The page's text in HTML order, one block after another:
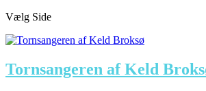
Vælg Side
Tornsangeren af Keld